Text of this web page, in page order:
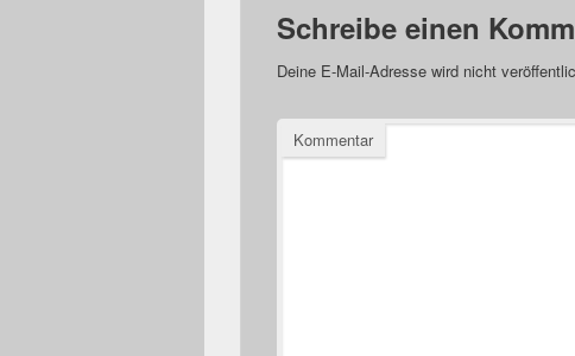
Schreibe einen
Deine E-Mail-Adresse wird nicht
Kommentar